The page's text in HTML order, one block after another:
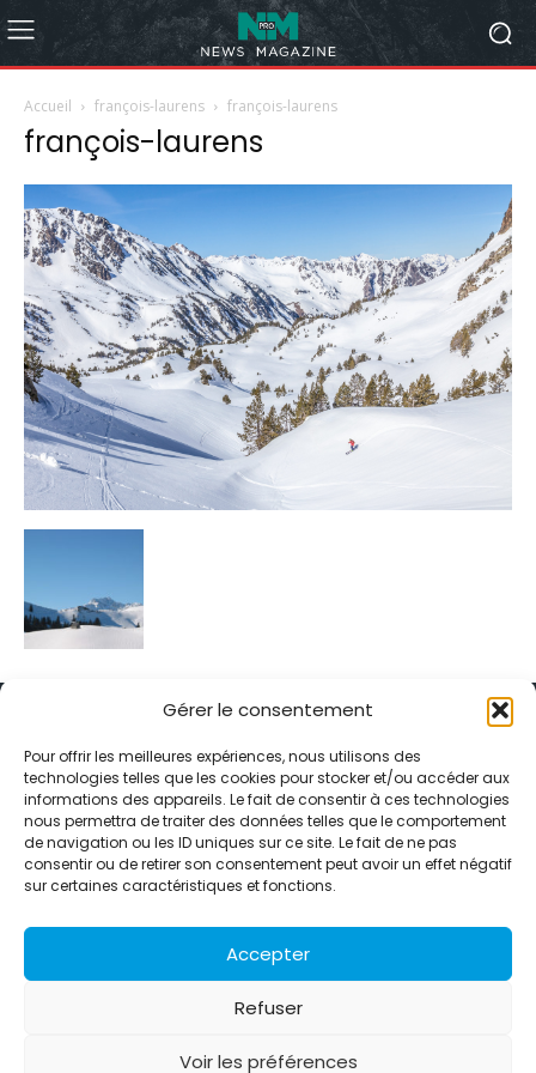
Gérer le consentement
Pour offrir les meilleures expériences, nous utilisons des
technologies telles que les cookies pour stocker et/ou accéder aux
informations des appareils. Le fait de consentir à ces technologies
nous permettra de traiter des données telles que le comportement
de navigation ou les ID uniques sur ce site. Le fait de ne pas
consentir ou de retirer son consentement peut avoir un effet négatif
sur certaines caractéristiques et fonctions.
Accepter
Refuser
Voir les préférences
Accueil françois-laurens françois-laurens
françois-laurens
Alternative Média est une agence de relations presse et de
relations publiques basée à Grenoble. Depuis 1995, elle conçoit et
pilote des stratégies de visibilité en France et à l’international
grâce à un réseau d’agences partenaires.